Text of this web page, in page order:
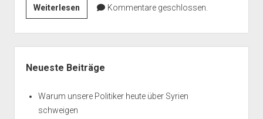
WeiterlesenUnser
Freund
Cliff
Oase
Kommentare geschlossen.
Neueste Beiträge
Warum unsere Politiker heute über Syrien
schweigen